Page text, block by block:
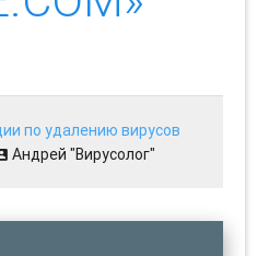
по удалению вирусов
Андрей "Вирусолог"